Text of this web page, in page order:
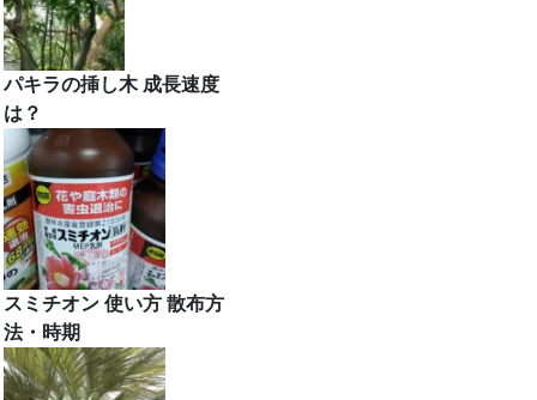
パキラの挿し木 成長速度
は？
スミチオン 使い方 散布方
法・時期